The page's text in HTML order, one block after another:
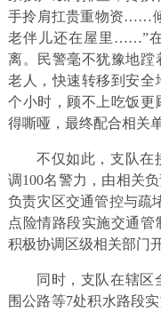
手拎肩扛贵重物资……
老伴儿还在屋里……”
离。民警毫不犹豫地蹚
老人，快速转移到安全
个小时，顾不上吃饭更
得嘶哑，最终配合相关
不仅如此，支队在
调100名警力，由相关
负责灾区交通管控与疏
点险情路段实施交通
积极协调区级相关部门
同时，支队在辖区
围公路等7处积水路段